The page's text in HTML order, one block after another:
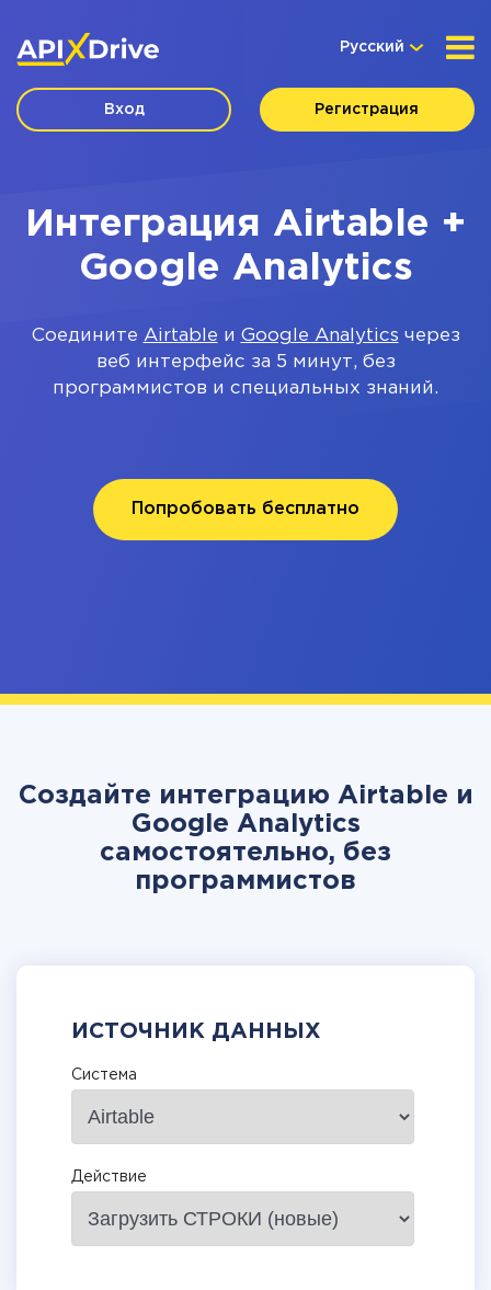
Русский
Вход Регистрация
Интеграция Airtable +
Google Analytics
Соедините Airtable и Google Analytics через
веб интерфейс за 5 минут, без
программистов и специальных знаний.
Попробовать бесплатно
Создайте интеграцию Airtable и
Google Analytics
самостоятельно, без
программистов
ИСТОЧНИК ДАННЫХ
Система
Действие